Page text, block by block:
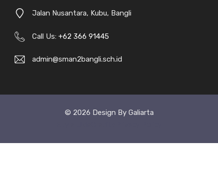
Jalan Nusantara, Kubu, Bangli
Call Us: +62 366 91445
admin@sman2bangli.sch.id
© 2026 Design By Galiarta